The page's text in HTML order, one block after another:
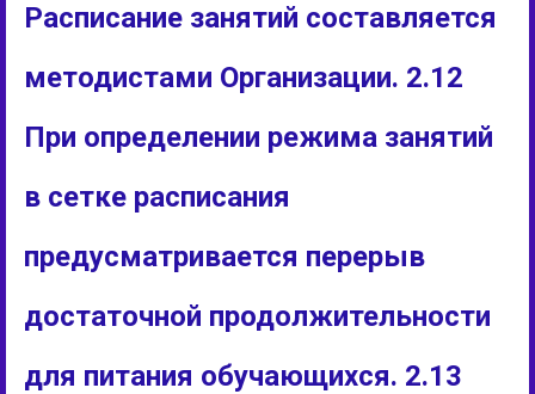
Расписание занятий составляется
методистами Организации. 2.12
При определении режима занятий
в сетке расписания
предусматривается перерыв
достаточной продолжительности
для питания обучающихся. 2.13